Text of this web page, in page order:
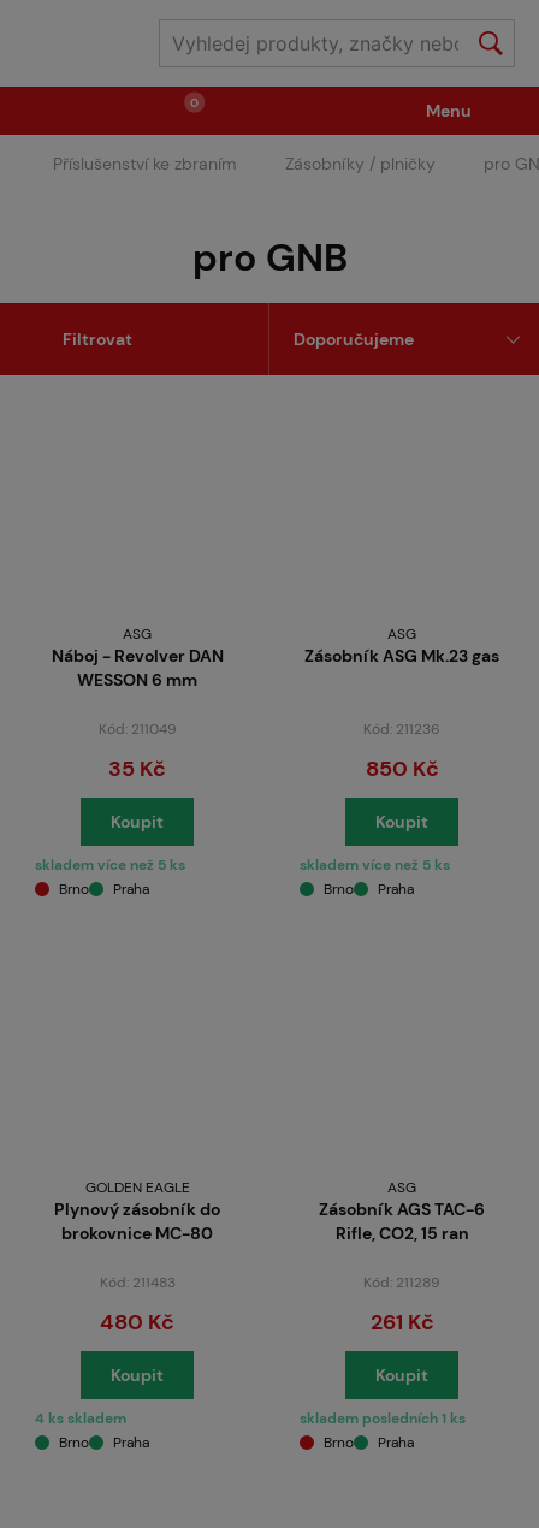
0
Zbraně Střelivo / plyny
Náhradní díly / upgrade Příslušenství ke zbraním
Výstroj Oblečení / boty Pyrotechnika
Menu
Příslušenství ke zbraním Zásobníky / plničky pro
pro GNB
Filtrovat
ASG
Náboj - Revolver DAN
WESSON 6 mm
Kód: 211049
35 Kč
Koupit
skladem více než 5 ks
Brno
Praha
ASG
Zásobník ASG Mk.23 gas
Kód: 211236
850 Kč
Koupit
skladem více než 5 ks
Brno
Praha
GOLDEN EAGLE
Plynový zásobník do
brokovnice MC-80
Kód: 211483
480 Kč
Koupit
4 ks skladem
Brno
Praha
ASG
Zásobník AGS TAC-6
Rifle, CO2, 15 ran
Kód: 211289
261 Kč
Koupit
skladem posledních 1 ks
Brno
Praha